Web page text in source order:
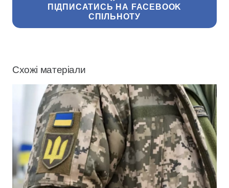
ПІДПИСАТИСЬ НА FACEBOOK
СПІЛЬНОТУ
Схожі матеріали